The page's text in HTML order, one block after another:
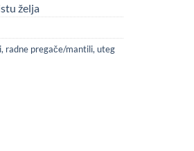
želja
radne pregače/mantili, uteg